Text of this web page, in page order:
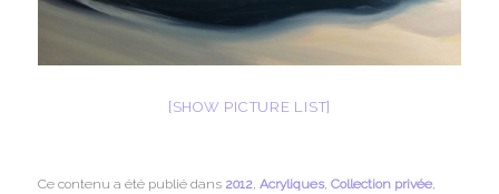
[SHOW PICTURE LIST]
Ce contenu a été publié dans 2012,Acryliques,Collection privée,